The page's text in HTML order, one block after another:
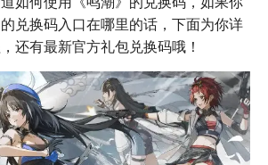
兑换码入口在哪里的话，下面为你详
还有最新官方礼包兑换码哦！